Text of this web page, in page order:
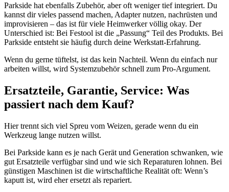
Parkside hat ebenfalls Zubehör, aber oft weniger tief integriert. Du
kannst dir vieles passend machen, Adapter nutzen, nachrüsten und
improvisieren – das ist für viele Heimwerker völlig okay. Der
Unterschied ist: Bei Festool ist die „Passung“ Teil des Produkts. Bei
Parkside entsteht sie häufig durch deine Werkstatt-Erfahrung.
Wenn du gerne tüftelst, ist das kein Nachteil. Wenn du einfach nur
arbeiten willst, wird Systemzubehör schnell zum Pro-Argument.
Ersatzteile, Garantie, Service: Was
passiert nach dem Kauf?
Hier trennt sich viel Spreu vom Weizen, gerade wenn du ein
Werkzeug lange nutzen willst.
Bei Parkside kann es je nach Gerät und Generation schwanken, wie
gut Ersatzteile verfügbar sind und wie sich Reparaturen lohnen. Bei
günstigen Maschinen ist die wirtschaftliche Realität oft: Wenn’s
kaputt ist, wird eher ersetzt als repariert.